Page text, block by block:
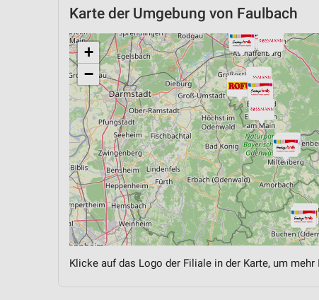
Karte der Umgebung von Faulbach
+
−
Klicke auf das Logo der Filiale in der Karte, um